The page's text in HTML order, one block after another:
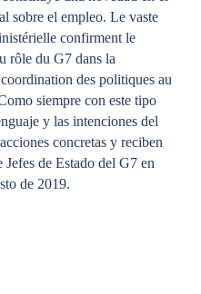
sobre el empleo. Le vaste
confirment le
rôle du G7 dans la
des politiques au
siempre con este tipo
y las intenciones del
concretas y reciben
de Estado del G7 en
de 2019.